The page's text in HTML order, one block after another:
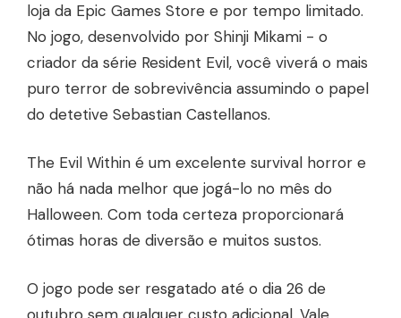
loja da Epic Games Store e por tempo limitado.
No jogo, desenvolvido por Shinji Mikami - o
criador da série Resident Evil, você viverá o mais
puro terror de sobrevivência assumindo o papel
do detetive Sebastian Castellanos.
The Evil Within é um excelente survival horror e
não há nada melhor que jogá-lo no mês do
Halloween. Com toda certeza proporcionará
ótimas horas de diversão e muitos sustos.
O jogo pode ser resgatado até o dia 26 de